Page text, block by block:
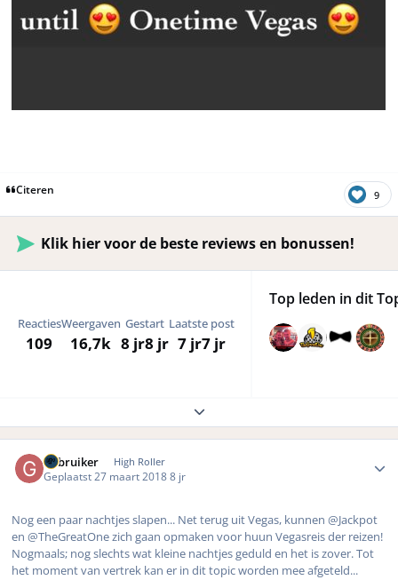
Citeren 9
Klik hier voor de beste reviews en bonussen!
Reacties
109
Weergaven
16,7k
Gestart
8 jr8 jr
Laatste post
7 jr7 jr
Top leden in dit
Expand topic overview
Gebruiker High Roller
Geplaatst 27 maart 20188 jr
Nog een paar nachtjes slapen... Net terug uit Vegas, kunnen @Jackpot
en @TheGreatOne zich gaan opmaken voor huun Vegasreis der reizen!
Nogmaals; nog slechts wat kleine nachtjes geduld en het is zover. Tot
het moment van vertrek kan er in dit topic worden mee afgeteld...